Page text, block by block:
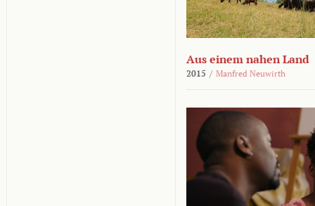
Aus einem nahen Land
2015 / Manfred Neuwirth